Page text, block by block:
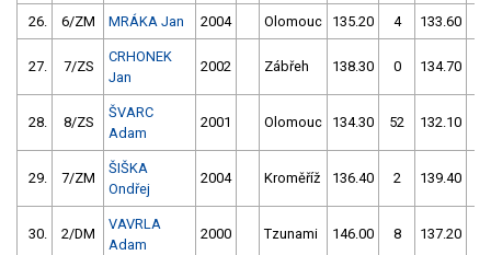
26. 6/ZM MRÁKA Jan 2004 Olomouc 135.20 4 133.60
27. 7/ZS
CRHONEK
Jan
2002 Zábřeh 138.30 0 134.70
28. 8/ZS
ŠVARC
Adam
2001 Olomouc 134.30 52 132.10
29. 7/ZM
ŠIŠKA
Ondřej
2004 Kroměříž 136.40 2 139.40
30. 2/DM
VAVRLA
Adam
2000 Tzunami 146.00 8 137.20